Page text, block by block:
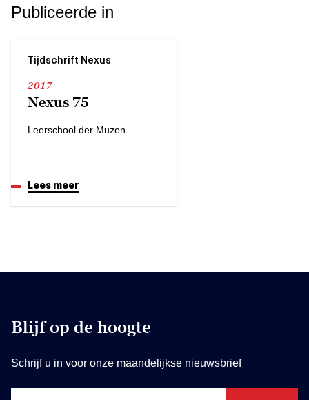
Publiceerde in
Tijdschrift Nexus
2017
Nexus 75
Leerschool der Muzen
Lees meer
Blijf op de hoogte
Schrijf u in voor onze maandelijkse nieuwsbrief